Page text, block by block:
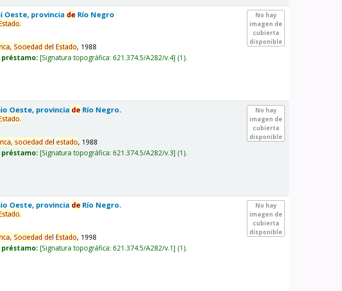
No hay
imagen de
cubierta
disponible
Oeste, provincia de Río Negro
.
Sociedad delEstado, 1988
préstamo: Signatura topográfica:621.374.5/A282/v.4 (1).
No hay
imagen de
cubierta
disponible
Oeste, provincia de Río Negro.
.
sociedad delestado, 1988
préstamo: Signatura topográfica:621.374.5/A282/v.3 (1).
No hay
imagen de
cubierta
disponible
Oeste, provincia de Río Negro.
.
Sociedad delEstado, 1998
préstamo: Signatura topográfica:621.374.5/A282/v.1 (1).